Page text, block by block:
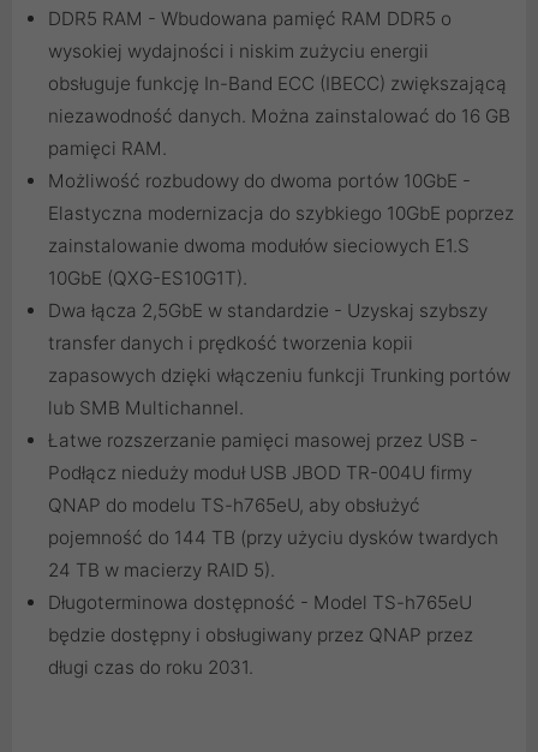
DDR5 RAM - Wbudowana pamięć RAM DDR5 o
wysokiej wydajności i niskim zużyciu energii
obsługuje funkcję In-Band ECC (IBECC) zwiększającą
niezawodność danych. Można zainstalować do 16 GB
pamięci RAM.
Możliwość rozbudowy do dwoma portów 10GbE -
Elastyczna modernizacja do szybkiego 10GbE poprzez
zainstalowanie dwoma modułów sieciowych E1.S
10GbE (QXG-ES10G1T).
Dwa łącza 2,5GbE w standardzie - Uzyskaj szybszy
transfer danych i prędkość tworzenia kopii
zapasowych dzięki włączeniu funkcji Trunking portów
lub SMB Multichannel.
Łatwe rozszerzanie pamięci masowej przez USB -
Podłącz nieduży moduł USB JBOD TR-004U firmy
QNAP do modelu TS-h765eU, aby obsłużyć
pojemność do 144 TB (przy użyciu dysków twardych
24 TB w macierzy RAID 5).
Długoterminowa dostępność - Model TS-h765eU
będzie dostępny i obsługiwany przez QNAP przez
długi czas do roku 2031.